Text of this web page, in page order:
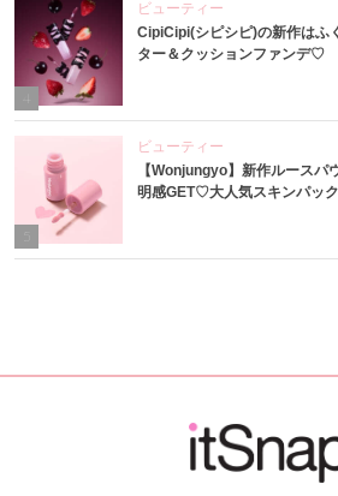
ビューティー
CipiCipi(シピシピ)の新作はふ
ター＆クッションファンデ♡
ビューティー
【Wonjungyo】新作ルースパ
明感GET♡大人気スキンパッ